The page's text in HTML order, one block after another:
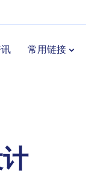
常用链接